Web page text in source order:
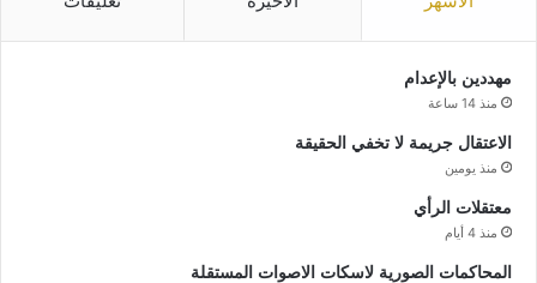
مهددين بالإعدام
منذ 14 ساعة
الاعتقال جريمة لا تخفي الحقيقة
منذ يومين
معتقلات الرأي
منذ 4 أيام
المحاكمات الصورية لاسكات الاصوات المستقلة